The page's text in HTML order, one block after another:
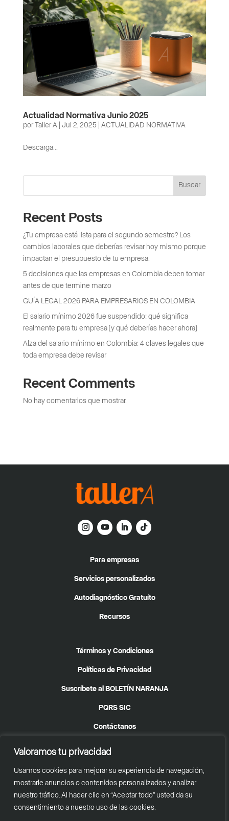
Valoramos tu privacidad
Usamos cookies para mejorar su experiencia de navegación,
mostrarle anuncios o contenidos personalizados y analizar
nuestro tráfico. Al hacer clic en “Aceptar todo” usted da su
consentimiento a nuestro uso de las cookies.
Actualidad Normativa Junio 2025
por Taller A| Jul 2, 2025 ACTUALIDAD NORMATIVA
Descarga...
Buscar
Recent Posts
¿Tu empresa está lista para el segundo semestre? Los
cambios laborales que deberías revisar hoy mismo porque
impactan el presupuesto de tu empresa.
5 decisiones que las empresas en Colombia deben tomar
antes de que termine marzo
GUÍA LEGAL 2026 PARA EMPRESARIOS EN COLOMBIA
El salario mínimo 2026 fue suspendido: qué significa
realmente para tu empresa (y qué deberías hacer ahora)
Alza del salario mínimo en Colombia: 4 claves legales que
toda empresa debe revisar
Recent Comments
No hay comentarios que mostrar.
Para empresas
Servicios personalizados
Autodiagnóstico Gratuíto
Recursos
Términos y Condiciones
Políticas de Privacidad
Suscríbete al BOLETÍN NARANJA
PQRS SIC
Contáctanos
Taller A | Todos los Derechos Reservados
Desarrollado por Zeta WiFi